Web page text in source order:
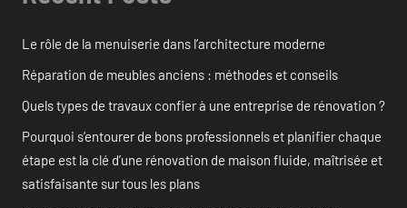
Le rôle de la menuiserie dans l’architecture moderne
Réparation de meubles anciens : méthodes et conseils
Quels types de travaux confier à une entreprise de rénovation ?
Pourquoi s’entourer de bons professionnels et planifier chaque
étape est la clé d’une rénovation de maison fluide, maîtrisée et
satisfaisante sur tous les plans